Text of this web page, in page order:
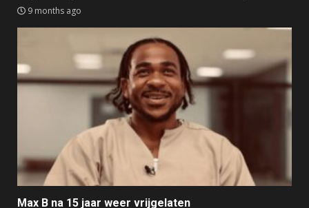
9 months ago
Max B na 15 jaar weer vrijgelaten